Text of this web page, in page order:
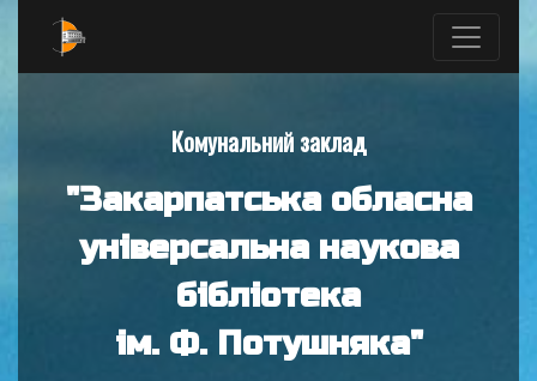
Комунальний заклад
"Закарпатська обласна
універсальна наукова
бібліотека
ім. Ф. Потушняка"